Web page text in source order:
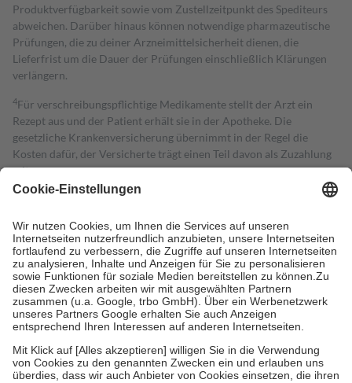
Produktverfügbarkeit sowie vom Zustellzeitpunkt des Spediteurs
abweichen. Darüber hinaus können notwendige pharmazeutische
Prüfungen, die zu deiner Arzneimittelsicherheit dienen, die
Lieferfrist um die Dauer der Prüfungen einschließlich Klärungen
verlängern.
4Für verschreibungspflichtige Medikamente stellt der Arzt ein
Rezept aus und der Patient erhält sie in der Apotheke. Die
gesetzliche Krankenversicherung übernimmt in der Regel die
Kosten dafür, der Versicherte trägt einen Teil davon als Zuzahlung
mit.
Grundsätzlich leisten Mitglieder Zuzahlungen in Höhe von zehn
höchstens zehn Euro.
Es sind jedoch nie mehr als die tatsächlichen
Kosten der Leistung zu entrichten.
Diese Regeln gelten grundsätzlich auch für Online-Apotheken.
Bei Heilmitteln und häuslicher Krankenpflege beträgt die
Zuzahlung zehn Prozent der Kosten sowie zehn Euro je
Verordnung.
Um das Engagement der Versicherten für ihre eigene Gesundheit zu
stärken und die besondere Stellung der Familie zu unterstützen,
fallenkeine Zuzahlungenan bei:
• Kindern und Jugendlichen bis zum vollendeten 18. Lebensjahr